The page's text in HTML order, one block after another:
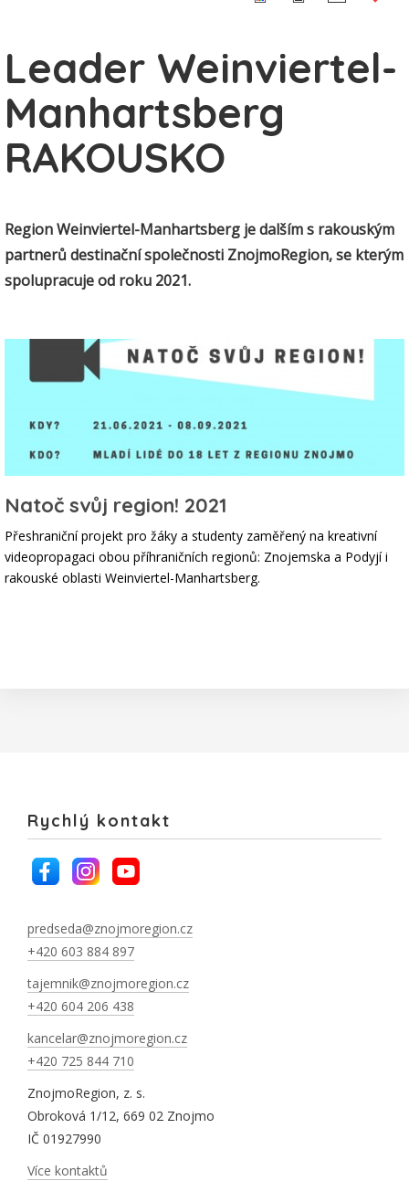
Leader Weinviertel-
Manhartsberg
RAKOUSKO
Region Weinviertel-Manhartsberg je dalším s rakouským
partnerů destinační společnosti ZnojmoRegion, se kterým
spolupracuje od roku 2021.
Natoč svůj region! 2021
Přeshraniční projekt pro žáky a studenty zaměřený na kreativní
videopropagaci obou příhraničních regionů: Znojemska a Podyjí i
rakouské oblasti Weinviertel-Manhartsberg.
Rychlý kontakt
predseda@znojmoregion.cz
+420 603 884 897
tajemnik@znojmoregion.cz
+420 604 206 438
kancelar@znojmoregion.cz
+420 725 844 710
ZnojmoRegion, z. s.
Obroková 1/12, 669 02 Znojmo
IČ 01927990
Více kontaktů